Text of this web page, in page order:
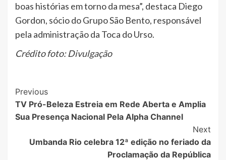
boas histórias em torno da mesa”, destaca Diego
Gordon, sócio do Grupo São Bento, responsável
pela administração da Toca do Urso.
Crédito foto: Divulgação
Post
Navigation
Previous
TV Pró-Beleza Estreia em Rede Aberta e Amplia
Sua Presença Nacional Pela Alpha Channel
Next
Umbanda Rio celebra 12ª edição no feriado da
Proclamação da República